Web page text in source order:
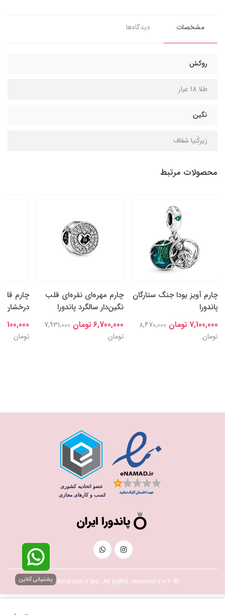
مشخصات دیدگاه‌ها
روکش
طلا 18 عیار
نگین
زیرکُنیا شفاف
محصولات مرتبط
چارم آویز یودا جنگ ستارگان
پاندورا
7,100,000 تومان
8,470,000
تومان
چارم مهره‌ای نقره‌ای قلب
نگین‌دار سالگرد پاندورا
6,700,000 تومان
7,931,000
تومان
چارم
درخشان
7,100,000 تومان
تومان
© 2026 Pandora-Iran.ir Inc. All rights reserved پشتیبانی آنلاین